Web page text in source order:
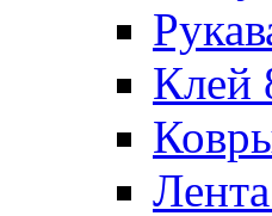
Клей